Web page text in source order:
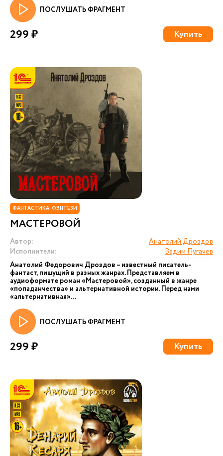
ПОСЛУШАТЬ ФРАГМЕНТ
299 ₽ Купить
ФАНТАСТИКА. ФЭНТЕЗИ
МАСТЕРОВОЙ
Автор:
Анатолий Дроздов
Исполнители:
Вадим Пугачев
Анатолий Федорович Дроздов – известный писатель-
фантаст, пишущий в разных жанрах. Представляем в
аудиоформате роман «Мастеровой», созданный в жанре
«попаданчества» и альтернативной истории. Перед нами
«альтернативная»...
ПОСЛУШАТЬ ФРАГМЕНТ
299 ₽ Купить